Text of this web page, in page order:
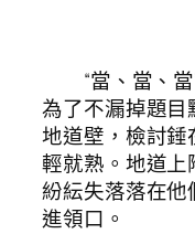
“當、當、當”
為了不漏掉題目
地道壁，檢討錘
輕就熟。地道上
紛紜失落落在
進領口。